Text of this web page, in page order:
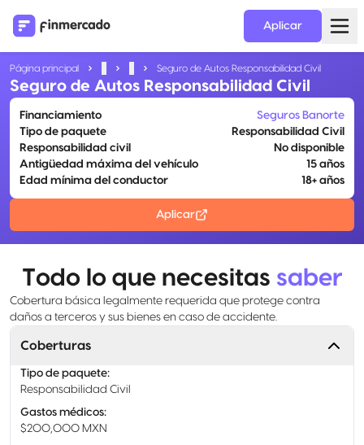
Aplicar
Página principal Seguro de Autos Responsabilidad Civil
Seguro de Autos Responsabilidad Civil
Financiamiento
Seguros Banorte
Tipo de paquete
Responsabilidad Civil
Responsabilidad civil
No disponible
Antigüedad máxima del vehículo
15 años
Edad mínima del conductor
18+ años
Aplicar
Todo lo que necesitas saber
Cobertura básica legalmente requerida que protege contra
daños a terceros y sus bienes en caso de accidente.
Coberturas
Tipo de paquete:
Responsabilidad Civil
Gastos médicos:
$200,000 MXN